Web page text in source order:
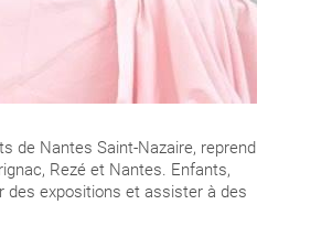
de Nantes Saint-Nazaire, reprend
Rezé et Nantes. Enfants,
des expositions et assister à des